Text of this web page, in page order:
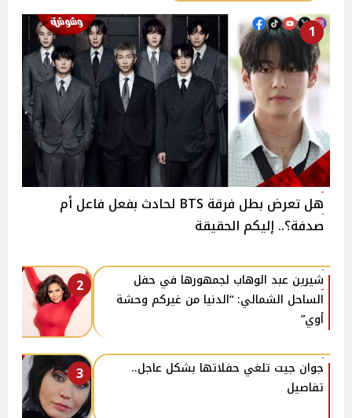
1
هل تعرض بطل فرقة BTS لحادث بفعل فاعل أم
صدفة؟.. إليكم الحقيقة
2
شيرين عبد الوهاب لجمهورها في حفل
الساحل الشمالي: “الدنيا من غيركم وحشة
أوي”
3
جوان جيت تلغي حفلاتها بشكل عاجل..
تفاصيل